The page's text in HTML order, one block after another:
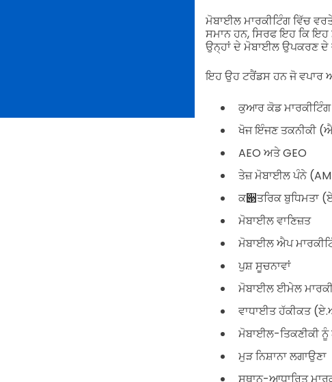
ਮੋਬਾਈਲ ਮਾਰਕੀਟਿੰਗ ਵਿੱਚ
ਸਮਾਨ ਹਨ, ਸਿਰਫ ਇਹ ਕਿ
ਉਨ੍ਹਾਂ ਦੇ ਮੋਬਾਈਲ ਉਪਕਰਣ ਦੇ
ਇਹ ਉਹ ਟਰੈਂਡਸ ਹਨ ਜੋ ਵਪਾਰ
ਕੁਆਰ ਕੋਡ ਮਾਰਕੀਟਿੰਗ
ਖੋਜ ਇੰਜਣ ਤਕਨੀਕੀ
AEO ਅਤੇ GEO
ਤੇਜ਼ ਮੋਬਾਈਲ ਪੰਨੇ
ਕ੃ਤਰਿਕ ਬੁਧਿਮਤਾ
ਮੋਬਾਈਲ ਵਾਣਿਜ਼ਤ
ਮੋਬਾਈਲ ਐਪ
ਪੁਸ਼ ਸੂਚਨਾਵਾਂ
ਮੋਬਾਈਲ ਈਮੇਲ
ਵਾਧਾਈਤ ਹੱਕੀਕਤ
ਮੋਬਾਈਲ-ਤਿਕਣੀਕੀ
ਮੁੜ ਨਿਸ਼ਾਨਾ ਲਗਾਉਣਾ
ਸਥਾਨ-ਆਧਾਰਿਤ